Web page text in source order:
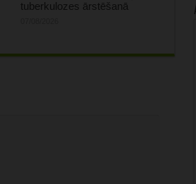
tuberkulozes ārstēšanā